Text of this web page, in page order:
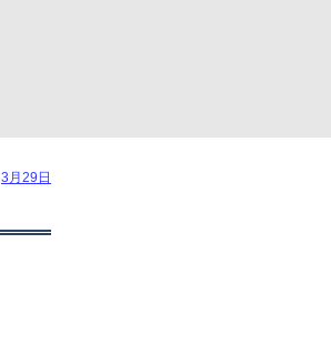
3月29日